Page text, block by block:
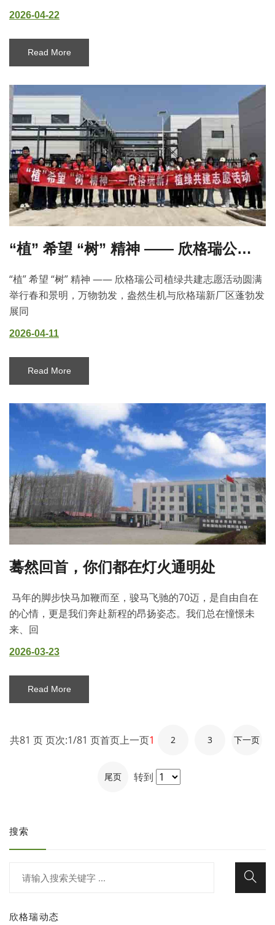
2026-04-22
Read More
“植” 希望 “树” 精神 —— 欣格瑞公司植绿共建志愿活动圆满举行
“植” 希望 “树” 精神 —— 欣格瑞公司植绿共建志愿活动圆满
举行春和景明，万物勃发，盎然生机与欣格瑞新厂区蓬勃发
展同
2026-04-11
Read More
蓦然回首，你们都在灯火通明处
马年的脚步快马加鞭而至，骏马飞驰的70迈，是自由自在
的心情，更是我们奔赴新程的昂扬姿态。我们总在憧憬未
来、回
2026-03-23
Read More
共81 页 页次:1/81 页首页上一页1 2 3 下一页
尾页 转到
搜索
欣格瑞动态